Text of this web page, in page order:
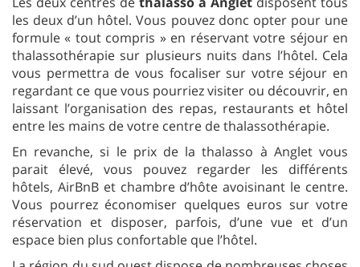
les deux d’un hôtel. Vous pouvez donc opter pour une
formule « tout compris » en réservant votre séjour en
thalassothérapie sur plusieurs nuits dans l’hôtel. Cela
vous permettra de vous focaliser sur votre séjour en
regardant ce que vous pourriez visiter ou découvrir, en
laissant l’organisation des repas, restaurants et hôtel
entre les mains de votre centre de thalassothérapie.
En revanche, si le prix de la thalasso à Anglet vous
parait élevé, vous pouvez regarder les différents
hôtels, AirBnB et chambre d’hôte avoisinant le centre.
Vous pourrez économiser quelques euros sur votre
réservation et disposer, parfois, d’une vue et d’un
espace bien plus confortable que l’hôtel.